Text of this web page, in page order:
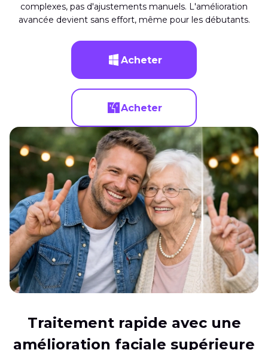
complexes, pas d'ajustements manuels. L'amélioration
avancée devient sans effort, même pour les débutants.
Acheter
Acheter
Traitement rapide avec une
amélioration faciale supérieure